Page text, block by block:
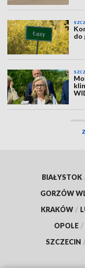
do
BIAŁYSTOK
GORZÓW
KRAKÓW /
OPOLE /
SZCZECIN